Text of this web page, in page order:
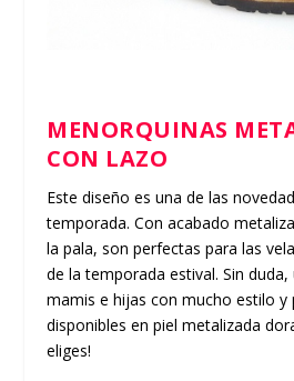
MENORQUINAS
CON LAZO
Este diseño es una de las
temporada. Con acabado
la pala, son perfectas para las
de la temporada estival. Sin
mamis e hijas con mucho estilo y
disponibles en piel metalizada
eliges!